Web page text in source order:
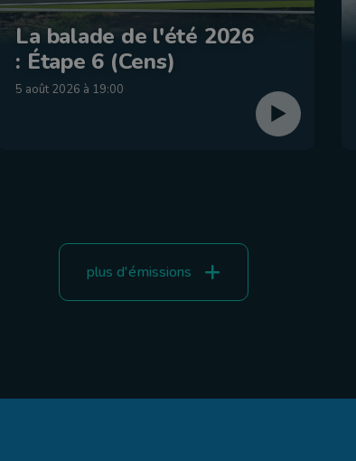
La balade de l'été 2026
: Étape 6 (Cens)
5 août 2026 à 19:00
plus d'émissions